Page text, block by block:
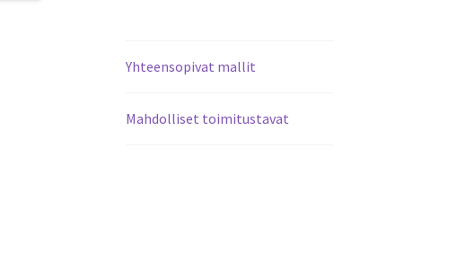
Yhteensopivat mallit
Mahdolliset toimitustavat